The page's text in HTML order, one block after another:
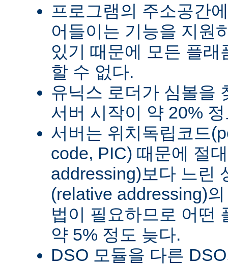
프로그램의 주소공간
어들이는 기능을 지원
있기 때문에 모든 플
할 수 없다.
유닉스 로더가 심볼을
서버 시작이 약 20%
서버는 위치독립코드
code, PIC) 때문에 절
addressing)보다 느린
(relative addressing)
법이 필요하므로 어떤
약 5% 정도 늦다.
DSO 모듈을 다른